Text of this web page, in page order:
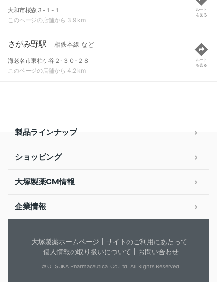
大和市桜森３-１-１
このページの店舗から 3.9 km
ルート
を見る
さがみ野駅 相鉄本線 など
海老名市東柏ケ谷２-３０-２８
このページの店舗から 4.2 km
ルート
を見る
製品ラインナップ
ショッピング
大塚製薬CM情報
企業情報
大塚製薬ホームページ
サイトのご利用にあたって
個人情報の取り扱いについて
お問い合わせ
© OTSUKA Pharmaceutical Co.Ltd. All Rights Reserved.